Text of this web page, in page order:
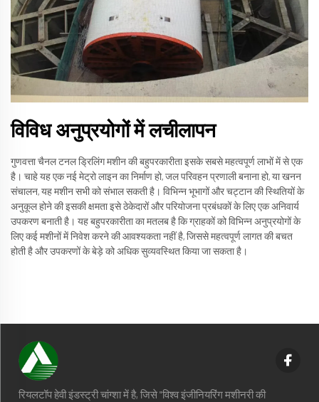
विविध अनुप्रयोगों में लचीलापन
गुणवत्ता चैनल टनल ड्रिलिंग मशीन की बहुपरकारीता इसके सबसे महत्वपूर्ण लाभों में से एक
है। चाहे यह एक नई मेट्रो लाइन का निर्माण हो, जल परिवहन प्रणाली बनाना हो, या खनन
संचालन, यह मशीन सभी को संभाल सकती है। विभिन्न भूभागों और चट्टान की स्थितियों के
अनुकूल होने की इसकी क्षमता इसे ठेकेदारों और परियोजना प्रबंधकों के लिए एक अनिवार्य
उपकरण बनाती है। यह बहुपरकारीता का मतलब है कि ग्राहकों को विभिन्न अनुप्रयोगों के
लिए कई मशीनों में निवेश करने की आवश्यकता नहीं है, जिससे महत्वपूर्ण लागत की बचत
होती है और उपकरणों के बेड़े को अधिक सुव्यवस्थित किया जा सकता है।
रियलटॉप हेवी इंडस्ट्री चांग्शा में है, जिसे "विश्व इंजीनियरिंग मशीनरी की